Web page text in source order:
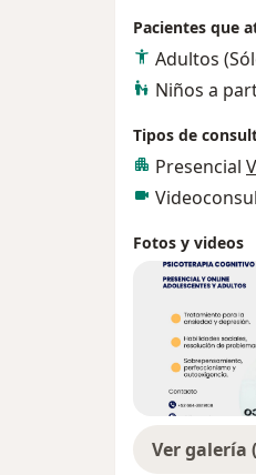
Pacientes que
Adultos
Niños a
Tipos de
Presencial
Fotos y videos
Ver galería